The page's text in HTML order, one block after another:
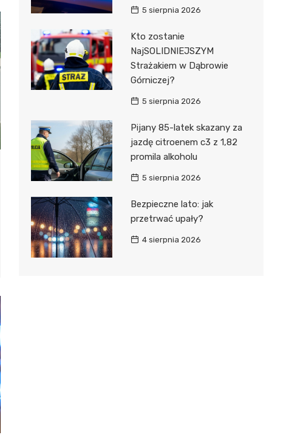
5 sierpnia 2026
Kto zostanie
NajSOLIDNIEJSZYM
Strażakiem w Dąbrowie
Górniczej?
5 sierpnia 2026
Pijany 85-latek skazany za
jazdę citroenem c3 z 1,82
promila alkoholu
5 sierpnia 2026
Bezpieczne lato: jak
przetrwać upały?
4 sierpnia 2026